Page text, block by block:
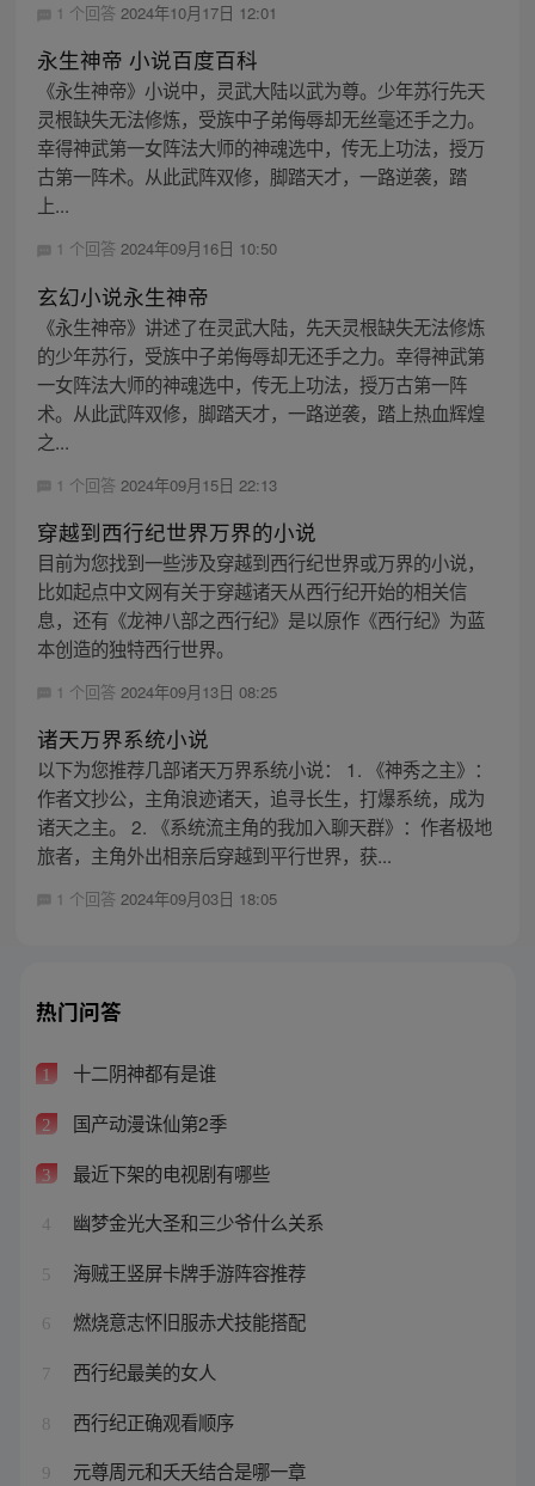
1 个回答 2024年10月17日 12:01
永生神帝 小说百度百科
《永生神帝》小说中，灵武大陆以武为尊。少年苏行先天
灵根缺失无法修炼，受族中子弟侮辱却无丝毫还手之力。
幸得神武第一女阵法大师的神魂选中，传无上功法，授万
古第一阵术。从此武阵双修，脚踏天才，一路逆袭，踏
上...
1 个回答 2024年09月16日 10:50
玄幻小说永生神帝
《永生神帝》讲述了在灵武大陆，先天灵根缺失无法修炼
的少年苏行，受族中子弟侮辱却无还手之力。幸得神武第
一女阵法大师的神魂选中，传无上功法，授万古第一阵
术。从此武阵双修，脚踏天才，一路逆袭，踏上热血辉煌
之...
1 个回答 2024年09月15日 22:13
穿越到西行纪世界万界的小说
目前为您找到一些涉及穿越到西行纪世界或万界的小说，
比如起点中文网有关于穿越诸天从西行纪开始的相关信
息，还有《龙神八部之西行纪》是以原作《西行纪》为蓝
本创造的独特西行世界。
1 个回答 2024年09月13日 08:25
诸天万界系统小说
以下为您推荐几部诸天万界系统小说： 1. 《神秀之主》：
作者文抄公，主角浪迹诸天，追寻长生，打爆系统，成为
诸天之主。 2. 《系统流主角的我加入聊天群》：作者极地
旅者，主角外出相亲后穿越到平行世界，获...
1 个回答 2024年09月03日 18:05
热门问答
1 十二阴神都有是谁
2 国产动漫诛仙第2季
3 最近下架的电视剧有哪些
4 幽梦金光大圣和三少爷什么关系
5 海贼王竖屏卡牌手游阵容推荐
6 燃烧意志怀旧服赤犬技能搭配
7 西行纪最美的女人
8 西行纪正确观看顺序
9 元尊周元和夭夭结合是哪一章